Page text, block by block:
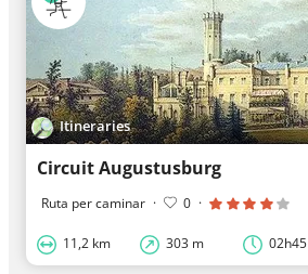
Itineraries
Circuit Augustusburg
Ruta per caminar · 0 ·
11,2 km 303 m 02h45